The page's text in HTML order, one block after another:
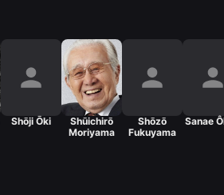
Shōji Ōki
Shūichirō
Moriyama
Shōzō
Fukuyama
Sanae